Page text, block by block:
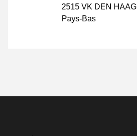
2515 VK DEN HAAG
Pays-Bas